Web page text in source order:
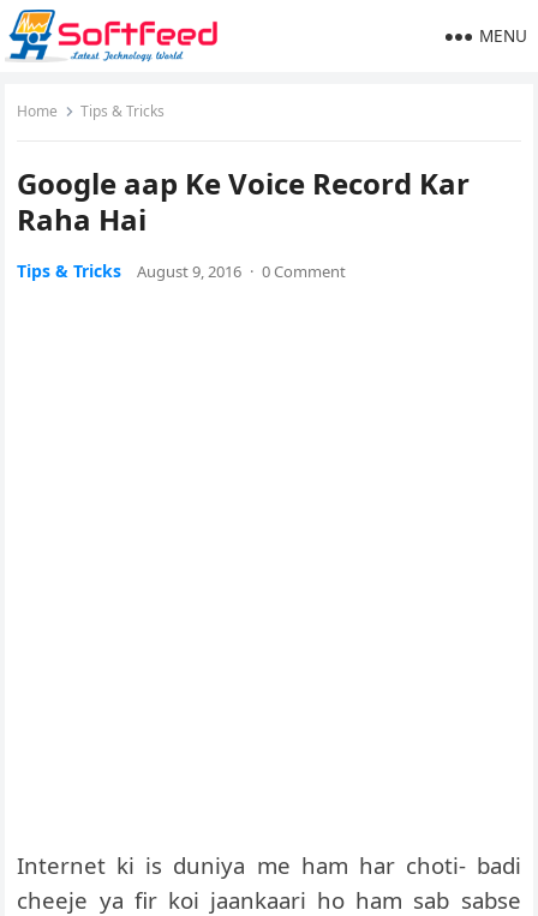
MENU
Home Tips & Tricks
Google aap Ke Voice Record Kar
Raha Hai
Tips & Tricks August 9, 2016 · 0 Comment
Internet ki is duniya me ham har choti- badi
cheeje ya fir koi jaankaari ho ham sab sabse